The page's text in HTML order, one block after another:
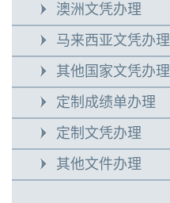
澳洲文凭办理
马来西亚文凭办理
其他国家文凭办理
定制成绩单办理
定制文凭办理
其他文件办理